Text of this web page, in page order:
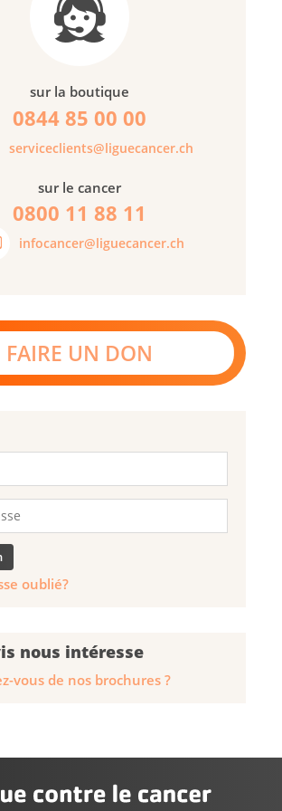
sur la boutique
0844 85 00 00
serviceclients@liguecancer.ch
sur le cancer
0800 11 88 11
infocancer@liguecancer.ch
FAIRE UN DON
oublié?
nous intéresse
vous de nos brochures ?